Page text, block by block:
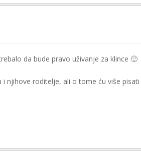
da bude pravo uživanje za klince 🙂
njihove roditelje, ali o tome ću više pisati